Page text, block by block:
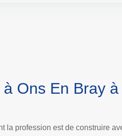
à Ons En Bray
la profession est de construire